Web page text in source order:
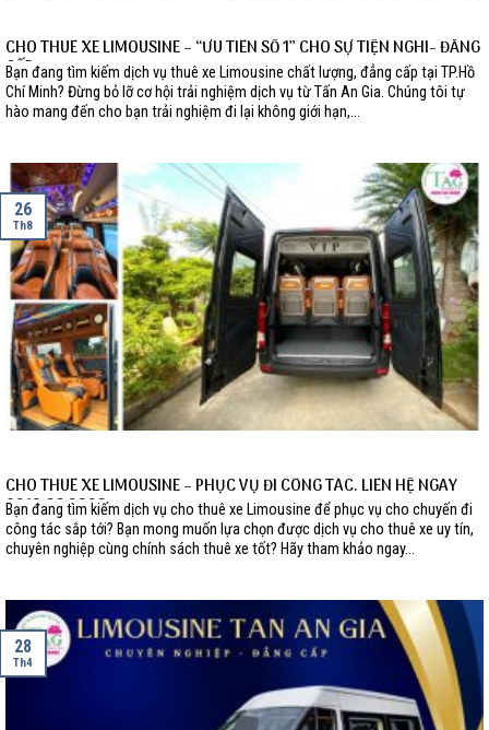
CHO THUÊ XE LIMOUSINE – “ƯU TIÊN SỐ 1” CHO SỰ TIỆN NGHI- ĐẲNG
CẤP
Bạn đang tìm kiếm dịch vụ thuê xe Limousine chất lượng, đẳng cấp tại TP.Hồ
Chí Minh? Đừng bỏ lỡ cơ hội trải nghiệm dịch vụ từ Tấn An Gia. Chúng tôi tự
hào mang đến cho bạn trải nghiệm đi lại không giới hạn,...
CHO THUÊ XE LIMOUSINE – PHỤC VỤ ĐI CÔNG TÁC. LIÊN HỆ NGAY
0919 66 9292
Bạn đang tìm kiếm dịch vụ cho thuê xe Limousine để phục vụ cho chuyến đi
công tác sắp tới? Bạn mong muốn lựa chọn được dịch vụ cho thuê xe uy tín,
chuyên nghiệp cùng chính sách thuê xe tốt? Hãy tham khảo ngay...
26
Th8
28
Th4